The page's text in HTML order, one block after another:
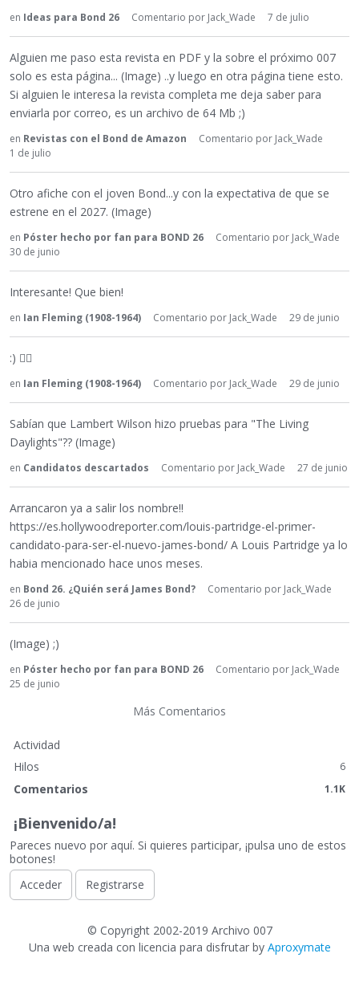
en Ideas para Bond 26 Comentario por Jack_Wade 7 de julio
Alguien me paso esta revista en PDF y la sobre el próximo 007
solo es esta página... (Image) ..y luego en otra página tiene esto.
Si alguien le interesa la revista completa me deja saber para
enviarla por correo, es un archivo de 64 Mb ;)
en Revistas con el Bond de Amazon Comentario por Jack_Wade
1 de julio
Otro afiche con el joven Bond...y con la expectativa de que se
estrene en el 2027. (Image)
en Póster hecho por fan para BOND 26 Comentario por Jack_Wade
30 de junio
Interesante! Que bien!
en Ian Fleming (1908-1964) Comentario por Jack_Wade 29 de junio
:) 👍🏾
en Ian Fleming (1908-1964) Comentario por Jack_Wade 29 de junio
Sabían que Lambert Wilson hizo pruebas para "The Living
Daylights"?? (Image)
en Candidatos descartados Comentario por Jack_Wade 27 de junio
Arrancaron ya a salir los nombre!!
https://es.hollywoodreporter.com/louis-partridge-el-primer-
candidato-para-ser-el-nuevo-james-bond/ A Louis Partridge ya lo
habia mencionado hace unos meses.
en Bond 26. ¿Quién será James Bond? Comentario por Jack_Wade
26 de junio
(Image) ;)
en Póster hecho por fan para BOND 26 Comentario por Jack_Wade
25 de junio
Más Comentarios
Actividad
Hilos
6
Comentarios 1.1K
¡Bienvenido/a!
Pareces nuevo por aquí. Si quieres participar, ¡pulsa uno de estos
botones!
Acceder
Registrarse
© Copyright 2002-2019 Archivo 007
Una web creada con licencia para disfrutar by Aproxymate